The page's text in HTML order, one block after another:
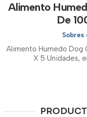
Alimento
De
Sobres
Alimento Humedo Dog
X 5 Unidades,